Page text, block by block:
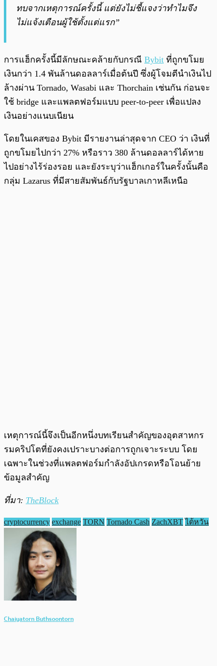
ทบจากเหตุการณ์ครั้งนี้ แต่ยังไม่ชี้แจงว่าทำไมจึง
ไม่แจ้งเตือนผู้ใช้ตั้งแต่แรก”
การแฮ็กครั้งนี้มีลักษณะคล้ายกับกรณี Bybit ที่ถูกขโมย
เงินกว่า 1.4 พันล้านดอลลาร์เมื่อต้นปี ซึ่งผู้โจมตีนำเงินไป
ล้างผ่าน Tornado, Wasabi และ Thorchain เช่นกัน ก่อนจะ
ใช้ bridge และแพลตฟอร์มแบบ peer-to-peer เพื่อแปลง
เงินอย่างแนบเนียน
โดยในเคสของ Bybit มีรายงานล่าสุดจาก CEO ว่า เงินที่
ถูกขโมยไปกว่า 27% หรือราว 380 ล้านดอลลาร์ได้หาย
ไปอย่างไร้ร่องรอย และยังระบุว่าแฮ็กเกอร์ในครั้งนั้นคือ
กลุ่ม Lazarus ที่มีสายสัมพันธ์กับรัฐบาลเกาหลีเหนือ
เหตุการณ์นี้จึงเป็นอีกหนึ่งบทเรียนสำคัญของอุตสาหกร
รมคริปโตที่ยังคงเปราะบางต่อการถูกเจาะระบบ โดย
เฉพาะในช่วงที่แพลตฟอร์มกำลังอัปเกรดหรือโอนย้าย
ข้อมูลสำคัญ
ที่มา: TheBlock
cryptocurrency exchange TORN Tornado Cash ZachXBT ไต้หวัน
Chaiyatorn Buthsoontorn